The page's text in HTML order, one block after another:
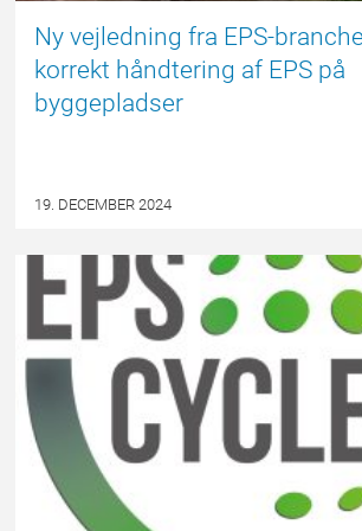
Ny vejledning fra EPS-
korrekt håndtering af EPS på
byggepladser
19. DECEMBER 2024